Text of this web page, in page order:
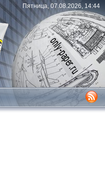
Пятница, 07.08.2026, 14:44